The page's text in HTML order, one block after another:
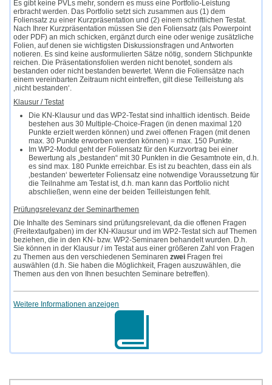
Es gibt keine PVLs mehr, sondern es muss eine Portfolio-Leistung
erbracht werden. Das Portfolio setzt sich zusammen aus (1) dem
Foliensatz zu einer Kurzpräsentation und (2) einem schriftlichen Testat.
Nach Ihrer Kurzpräsentation müssen Sie den Foliensatz (als Powerpoint
oder PDF) an mich schicken, ergänzt durch eine oder wenige zusätzliche
Folien, auf denen sie wichtigsten Diskussionsfragen und Antworten
notieren. Es sind keine ausformulierten Sätze nötig, sondern Stichpunkte
reichen. Die Präsentationsfolien werden nicht benotet, sondern als
bestanden oder nicht bestanden bewertet. Wenn die Foliensätze nach
einem vereinbarten Zeitraum nicht eintreffen, gilt diese Teilleistung als
‚nicht bestanden‘.
Klausur / Testat
Die KN-Klausur und das WP2-Testat sind inhaltlich identisch. Beide
bestehen aus 30 Multiple-Choice-Fragen (in denen maximal 120
Punkte erzielt werden können) und zwei offenen Fragen (mit denen
max. 30 Punkte erworben werden können) = max. 150 Punkte.
Im WP2-Modul geht der Foliensatz für den Kurzvortrag bei einer
Bewertung als „bestanden“ mit 30 Punkten in die Gesamtnote ein, d.h.
es sind max. 180 Punkte erreichbar. Es ist zu beachten, dass ein als
‚bestanden‘ bewerteter Foliensatz eine notwendige Voraussetzung für
die Teilnahme am Testat ist, d.h. man kann das Portfolio nicht
abschließen, wenn eine der beiden Teilleistungen fehlt.
Prüfungsrelevanz der Seminarthemen
Die Inhalte des Seminars sind prüfungsrelevant, da die offenen Fragen
(Freitextaufgaben) im der KN-Klausur und im WP2-Testat sich auf Themen
beziehen, die in den KN- bzw. WP2-Seminaren behandelt wurden. D.h.
Sie können in der Klausur / im Testat aus einer größeren Zahl von Fragen
zu Themen aus den verschiedenen Seminarenzwei Fragen frei
auswählen (d.h. Sie haben die Möglichkeit, Fragen auszuwählen, die
Themen aus den von Ihnen besuchten Seminare betreffen).
Weitere Informationen anzeigen